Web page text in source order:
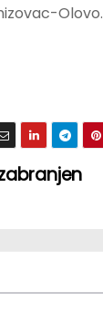
Olovo.